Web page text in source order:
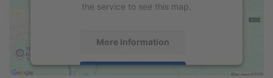
the service to see this map.
More Information